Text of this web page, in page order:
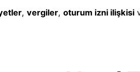
, vergiler, oturum izni ilişkisi